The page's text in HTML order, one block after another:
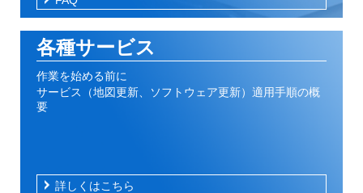
各種サービス
作業を始める前に
サービス（地図更新、ソフトウェア更新）適用手順の概
要
詳しくはこちら